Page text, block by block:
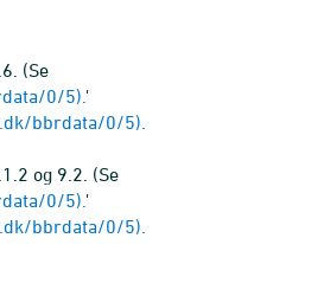
(Se
0/5). '
bbrdata/0/5).
og 9.2. (Se
0/5). '
bbrdata/0/5).